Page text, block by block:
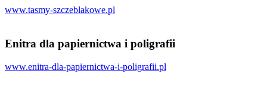
www.tasmy-szczeblakowe.pl
Enitra dla papiernictwa i poligrafii
www.enitra-dla-papiernictwa-i-poligrafii.pl